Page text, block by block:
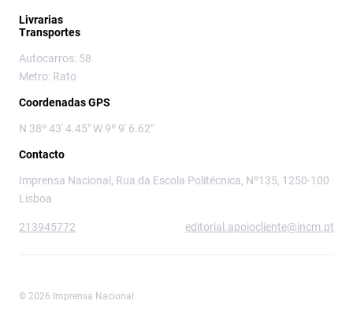
Livrarias
Transportes
Autocarros: 58
Metro: Rato
Coordenadas GPS
N 38º 43' 4.45" W 9º 9' 6.62"
Contacto
Imprensa Nacional, Rua da Escola Politécnica, Nº135, 1250-100
Lisboa
213945772 editorial.apoiocliente@incm.pt
© 2026 Imprensa Nacional